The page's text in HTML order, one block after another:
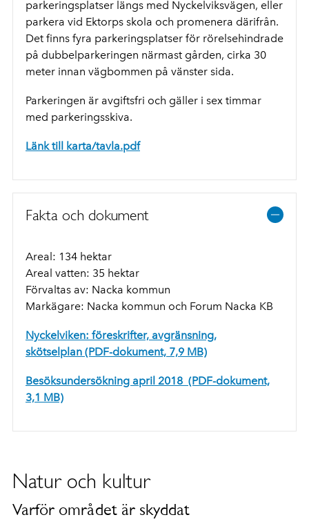
parkeringsplatser längs med Nyckelviksvägen, eller
parkera vid Ektorps skola och promenera därifrån.
Det finns fyra parkeringsplatser för rörelsehindrade
på dubbelparkeringen närmast gården, cirka 30
meter innan vägbommen på vänster sida.
Parkeringen är avgiftsfri och gäller i sex timmar
med parkeringsskiva.
Länk till karta/tavla.pdf
Fakta och dokument
Areal: 134 hektar
Areal vatten: 35 hektar
Förvaltas av: Nacka kommun
Markägare: Nacka kommun och Forum Nacka KB
Nyckelviken: föreskrifter, avgränsning,
skötselplan (PDF-dokument, 7,9 MB)
Besöksundersökning april 2018 (PDF-dokument,
3,1 MB)
Natur och kultur
Varför området är skyddat